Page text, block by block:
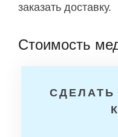
заказать доставку.
Стоимость